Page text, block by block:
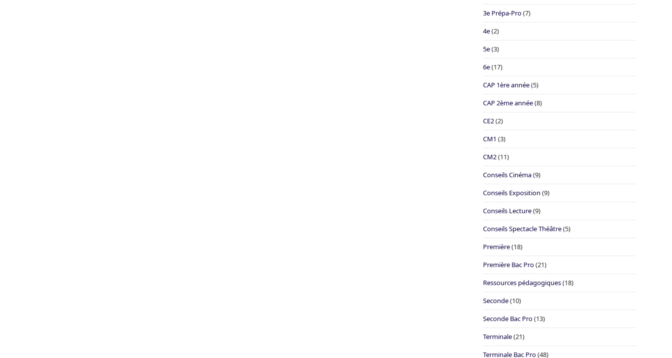
3e Prépa-Pro(7)
4e(2)
5e(3)
6e(17)
CAP 1ère année(5)
CAP 2ème année(8)
CE2(2)
CM1 (3)
CM2(11)
Conseils Cinéma(9)
Conseils Exposition (9)
Conseils Lecture(9)
Conseils Spectacle Théâtre(5)
Première(18)
Première Bac Pro(21)
Ressources pédagogiques(18)
Seconde(10)
Seconde Bac Pro(13)
Terminale(21)
Terminale Bac Pro(48)